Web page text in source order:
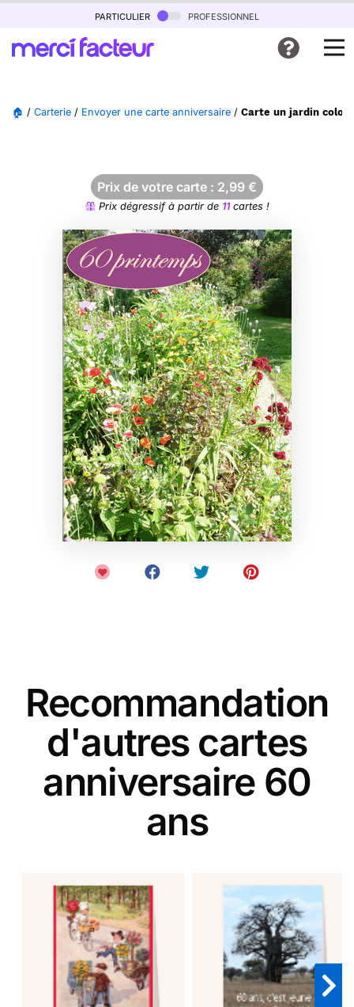
particulier professionnel
🏠 / Carterie / Envoyer une carte anniversaire / Carte un jardin
Prix de votre carte : 2,99 €
Prix dégressif à partir de 11cartes !
Recommandation
d'autres cartes
anniversaire 60
ans